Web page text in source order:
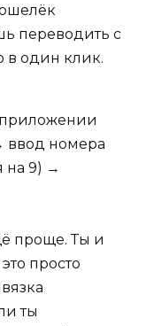
переводить с
в один клик.
ввод номера
на 9) →
проще. Ты и
просто
ты